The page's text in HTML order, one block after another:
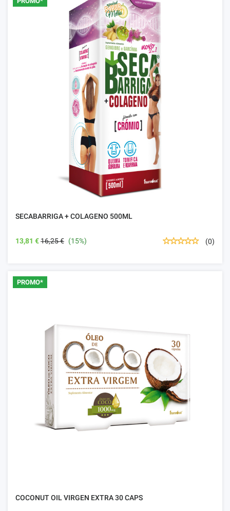
SECABARRIGA + COLAGENO 500ML
13,81 €16,25 € (15%) (0)
PROMO*
COCONUT OIL VIRGEN EXTRA 30 CAPS